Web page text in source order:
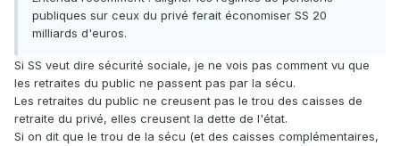
publiques sur ceux du privé ferait économiser SS 20
milliards d'euros.
Si SS veut dire sécurité sociale, je ne vois pas comment vu que
les retraites du public ne passent pas par la sécu.
Les retraites du public ne creusent pas le trou des caisses de
retraite du privé, elles creusent la dette de l'état.
Si on dit que le trou de la sécu (et des caisses complémentaires,